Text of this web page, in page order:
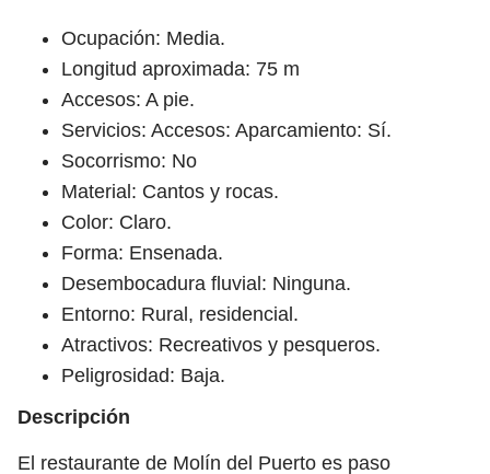
Ocupación: Media.
Longitud aproximada: 75 m
Accesos: A pie.
Servicios: Accesos: Aparcamiento: Sí.
Socorrismo: No
Material: Cantos y rocas.
Color: Claro.
Forma: Ensenada.
Desembocadura fluvial: Ninguna.
Entorno: Rural, residencial.
Atractivos: Recreativos y pesqueros.
Peligrosidad: Baja.
Descripción
El restaurante de Molín del Puerto es paso